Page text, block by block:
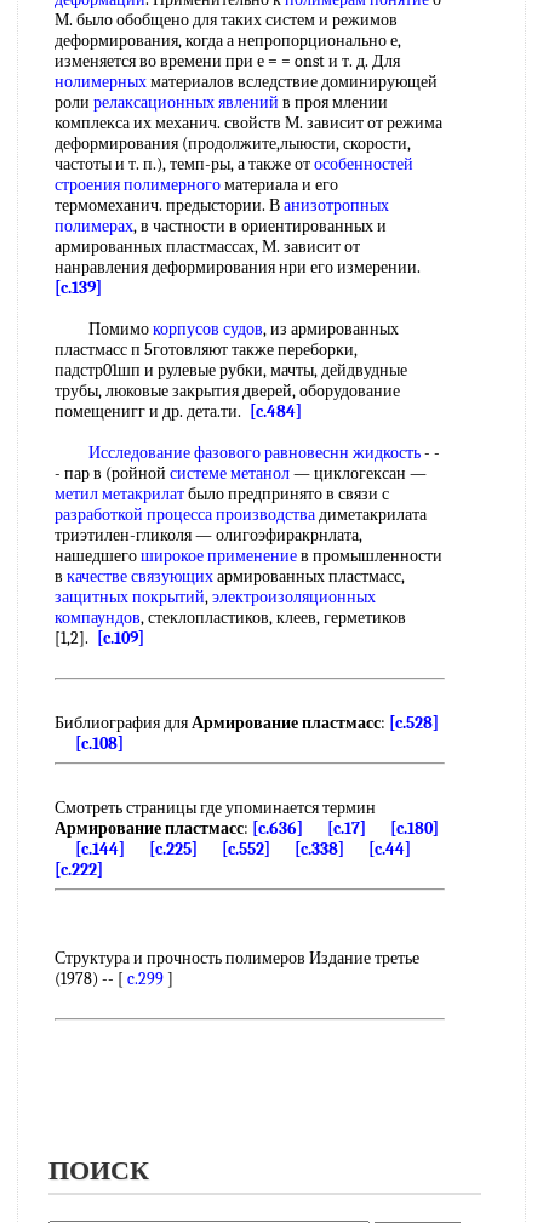
М. было обобщено для таких систем и режимов
деформирования, когда а непропорционально е,
изменяется во времени при е = = onst и т. д. Для
нолимерныхматериалов вследствие доминирующей
роли релаксационных явлений в проя млении
комплекса их механич. свойств М. зависит от режима
деформирования (продолжите,лыюсти, скорости,
частоты и т. п.), темп-ры, а также отособенностей
строения полимерногоматериала и его
термомеханич. предыстории. Ванизотропных
полимерах, в частности в ориентированных и
армированных пластмассах, М. зависит от
нанравления деформирования нри его измерении.
[c.139]
Помимокорпусов судов, из армированных
пластмасс п 5готовляют также переборки,
падстр01шп и рулевые рубки, мачты, дейдвудные
трубы, люковые закрытия дверей, оборудование
помещенигг и др. дета.ти.
[c.484]
Исследование фазовогоравновеснн жидкость- -
- пар в (ройной системе метанол— циклогексан —
метил метакрилатбыло предпринято в связи с
разработкой процесса производствадиметакрилата
триэтилен-гликоля — олигоэфиракрнлата,
нашедшегоширокое применениев промышленности
в качестве связующихармированных пластмасс,
защитных покрытий,электроизоляционных
компаундов, стеклопластиков, клеев, герметиков
[1,2].
[c.109]
Библиография дляАрмирование пластмасс: [c.528]
[c.108]
Смотреть страницы где упоминается термин
Армирование пластмасс: [c.636] [c.17]
[c.180]
[c.144]
[c.225] [c.552] [c.338]
[c.44]
[c.222]
Структура и прочность полимеров Издание третье
(1978) -- [ c.299]
ПОИСК